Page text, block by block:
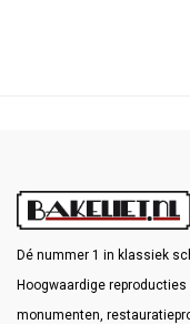
Dé nummer 1 in klassiek
Hoogwaardige
monumenten,